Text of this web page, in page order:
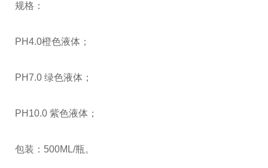
规格：
PH4.0橙色液体；
PH7.0 绿色液体；
PH10.0 紫色液体；
包装：500ML/瓶。